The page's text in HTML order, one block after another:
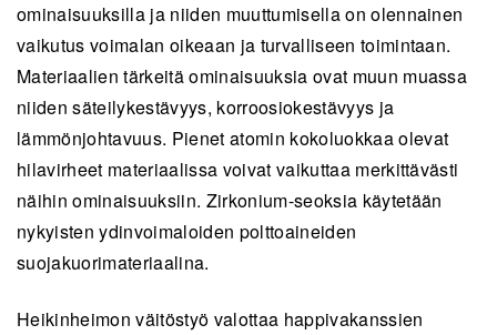
ominaisuuksilla ja niiden muuttumisella on olennainen
vaikutus voimalan oikeaan ja turvalliseen toimintaan.
Materiaalien tärkeitä ominaisuuksia ovat muun muassa
niiden säteilykestävyys, korroosiokestävyys ja
lämmönjohtavuus. Pienet atomin kokoluokkaa olevat
hilavirheet materiaalissa voivat vaikuttaa merkittävästi
näihin ominaisuuksiin. Zirkonium-seoksia käytetään
nykyisten ydinvoimaloiden polttoaineiden
suojakuorimateriaalina.
Heikinheimon väitöstyö valottaa happivakanssien